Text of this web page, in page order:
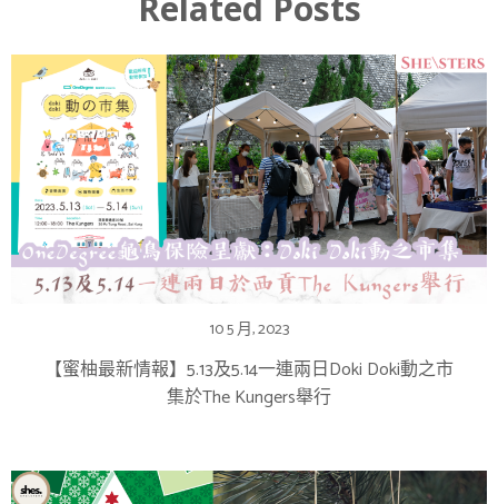
10 5 月, 2023
【蜜柚最新情報】5.13及5.14一連兩日Doki Doki動之市
集於The Kungers舉行